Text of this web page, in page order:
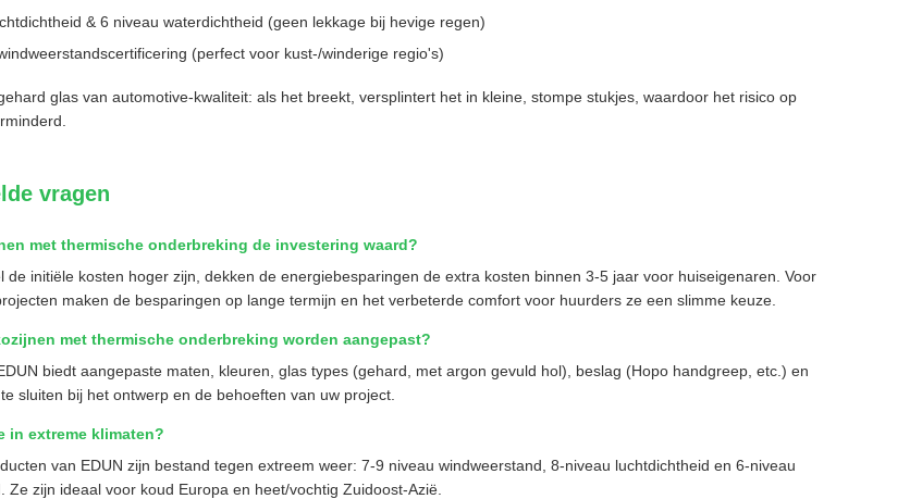
& 6 niveau waterdichtheid (geen lekkage bij hevige regen)
(perfect voor kust-/winderige regio's)
glas van automotive-kwaliteit: als het breekt, versplintert het in kleine, stompe stukjes, waardoor het risico op
vragen
met thermische onderbreking de investering waard?
de initiële kosten hoger zijn, dekken de energiebesparingen de extra kosten binnen 3-5 jaar voor huiseigenaren. Voor
maken de besparingen op lange termijn en het verbeterde comfort voor huurders ze een slimme keuze.
met thermische onderbreking worden aangepast?
biedt aangepaste maten, kleuren, glas types (gehard, met argon gevuld hol), beslag (Hopo handgreep, etc.) en
sluiten bij het ontwerp en de behoeften van uw project.
in extreme klimaten?
van EDUN zijn bestand tegen extreem weer: 7-9 niveau windweerstand, 8-niveau luchtdichtheid en 6-niveau
Ze zijn ideaal voor koud Europa en heet/vochtig Zuidoost-Azië.